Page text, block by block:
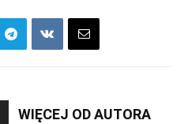
WIĘCEJ OD AUTORA